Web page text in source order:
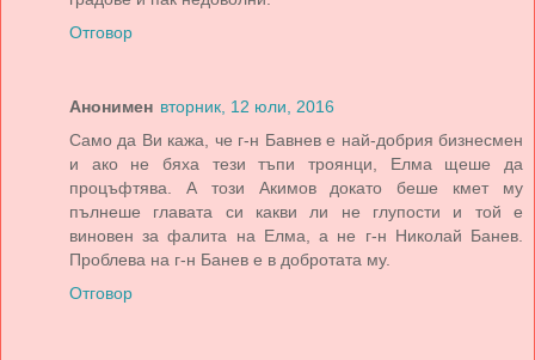
Отговор
Анонимен вторник, 12 юли, 2016
Само да Ви кажа, че г-н Бавнев е най-добрия бизнесмен
и ако не бяха тези тъпи троянци, Елма щеше да
процъфтява. А този Акимов докато беше кмет му
пълнеше главата си какви ли не глупости и той е
виновен за фалита на Елма, а не г-н Николай Банев.
Проблева на г-н Банев е в добротата му.
Отговор